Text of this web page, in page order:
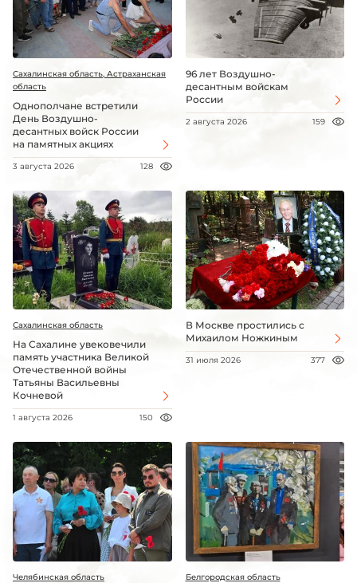
Сахалинская область, Астраханская
область
Однополчане встретили
День Воздушно-
десантных войск России
на памятных акциях
3 августа 2026 128
96 лет Воздушно-
десантным войскам
России
2 августа 2026 159
Сахалинская область
На Сахалине увековечили
память участника Великой
Отечественной войны
Татьяны Васильевны
Кочневой
1 августа 2026 150
В Москве простились с
Михаилом Ножкиным
31 июля 2026 377
Челябинская область Белгородская область